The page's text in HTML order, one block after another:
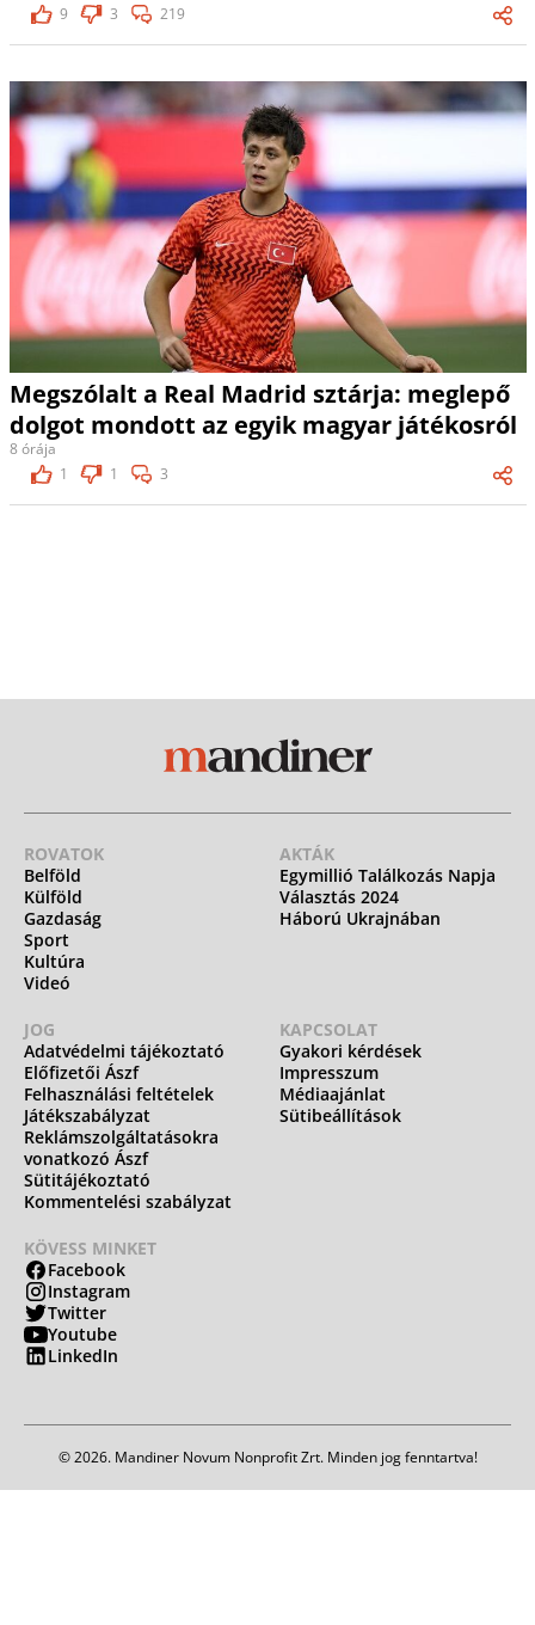
9
3 219
Megszólalt a Real Madrid sztárja: meglepő
dolgot mondott az egyik magyar játékosról
8 órája
1
1 3
ROVATOK
Belföld
Külföld
Gazdaság
Sport
Kultúra
Videó
AKTÁK
Egymillió Találkozás Napja
Választás 2024
Háború Ukrajnában
JOG
Adatvédelmi tájékoztató
Előfizetői Ászf
Felhasználási feltételek
Játékszabályzat
Reklámszolgáltatásokra
vonatkozó Ászf
Sütitájékoztató
Kommentelési szabályzat
KAPCSOLAT
Gyakori kérdések
Impresszum
Médiaajánlat
Sütibeállítások
KÖVESS MINKET
Facebook
Instagram
Twitter
Youtube
LinkedIn
© 2026. Mandiner Novum Nonprofit Zrt. Minden jog fenntartva!